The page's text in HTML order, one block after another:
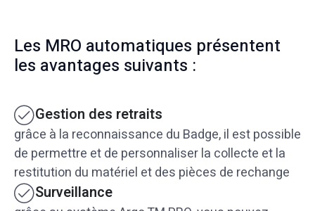
Les MRO automatiques présentent
les avantages suivants :
Gestion des retraits
grâce à la reconnaissance du Badge, il est possible
de permettre et de personnaliser la collecte et la
restitution du matériel et des pièces de rechange
Surveillance